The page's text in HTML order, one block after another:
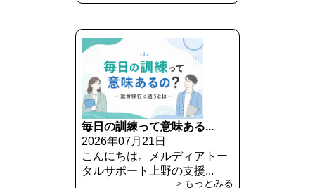
毎日の訓練って意味ある...
2026年07月21日
こんにちは。メルディアトー
タルサポート上野の支援...
＞もっとみる